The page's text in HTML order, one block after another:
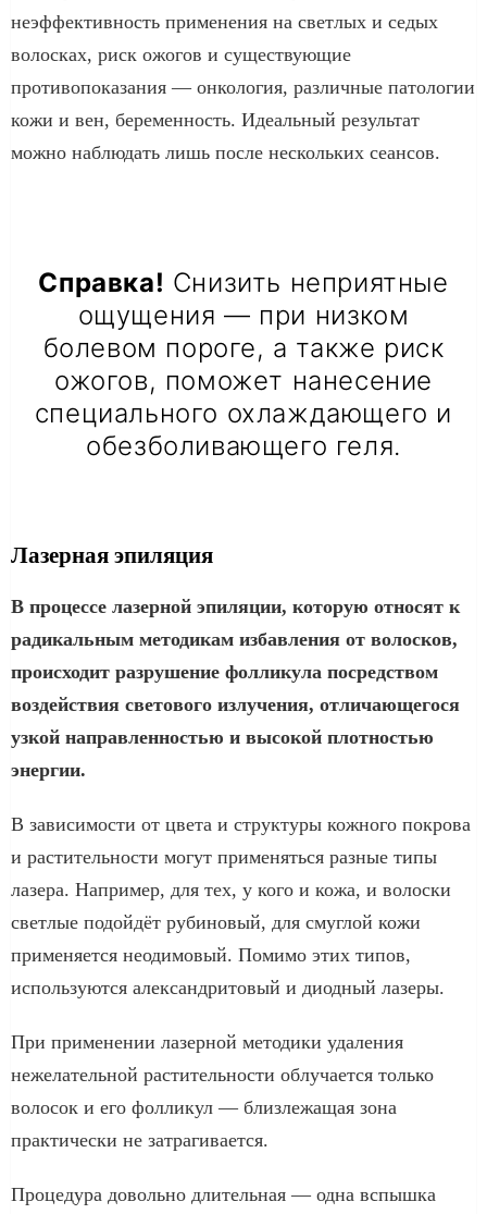
неэффективность применения на светлых и седых
волосках, риск ожогов и существующие
противопоказания — онкология, различные патологии
кожи и вен, беременность. Идеальный результат
можно наблюдать лишь после нескольких сеансов.
Справка! Снизить неприятные
ощущения — при низком
болевом пороге, а также риск
ожогов, поможет нанесение
специального охлаждающего и
обезболивающего геля.
Лазерная эпиляция
В процессе лазерной эпиляции, которую относят к
радикальным методикам избавления от волосков,
происходит разрушение фолликула посредством
воздействия светового излучения, отличающегося
узкой направленностью и высокой плотностью
энергии.
В зависимости от цвета и структуры кожного покрова
и растительности могут применяться разные типы
лазера. Например, для тех, у кого и кожа, и волоски
светлые подойдёт рубиновый, для смуглой кожи
применяется неодимовый. Помимо этих типов,
используются александритовый и диодный лазеры.
При применении лазерной методики удаления
нежелательной растительности облучается только
волосок и его фолликул — близлежащая зона
практически не затрагивается.
Процедура довольно длительная — одна вспышка